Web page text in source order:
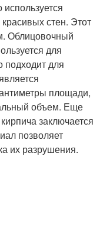
под кирпич
стен. Этот
Облицовочный
для
подходит для
площади,
объем. Еще
заключается
позволяет
их разрушения.